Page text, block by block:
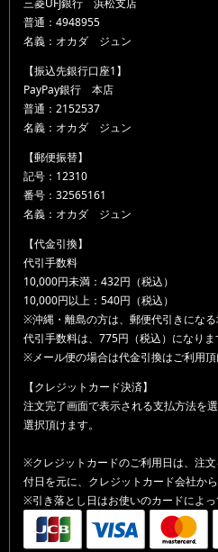
普通：4948955
名義：オカダ ジュン
【振込先銀行口座1】
PayPay銀行 本店
普通：2152537
名義：オカダ ジュン
【郵便振替】
記号：12310
番号：32565161
名義：オカダ ジュン
【代金引換】
代引手数料
10,000円未満：432円（税込）
10,000円以上：540円（税込）
※沖縄・離島の方は、郵便代引きになる
代引手数料は、775円（税込）になりま
※メール便の場合は代金引換はご利用頂
【クレジットカード決済】
注文完了画面で表示される支払方法を
選択頂けます。
※クレジットカードのご利用日は、注
付日を元に、クレジットカード会社か
※引き落とし日はお使いのカードによっ